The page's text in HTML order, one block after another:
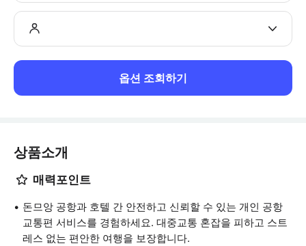
옵션 조회하기
상품소개
매력포인트
돈므앙 공항과 호텔 간 안전하고 신뢰할 수 있는 개인 공항
교통편 서비스를 경험하세요. 대중교통 혼잡을 피하고 스트
레스 없는 편안한 여행을 보장합니다.